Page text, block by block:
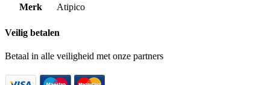
Merk
Atipico
Veilig betalen
Betaal in alle veiligheid met onze partners